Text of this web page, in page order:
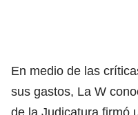
En medio de las
sus gastos, La W
de la Judicatura firmó